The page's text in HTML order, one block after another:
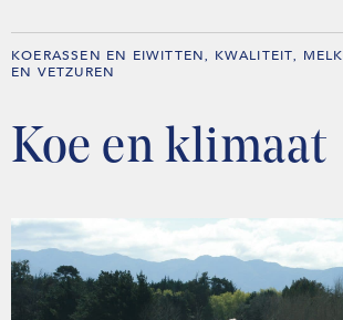
KOERASSEN EN EIWITTEN KWALITEIT MELK
EN VETZUREN
Koe en klimaat